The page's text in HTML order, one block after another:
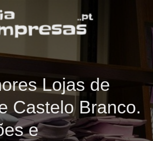
Lojas de
Castelo Branco.
e